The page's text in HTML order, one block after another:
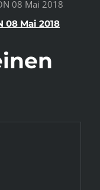
08 Mai 2018